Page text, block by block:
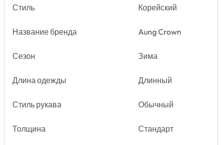
Стиль Корейский
Название бренда Aung Crown
Сезон Зима
Длина одежды Длинный
Стиль рукава Обычный
Толщина Стандарт